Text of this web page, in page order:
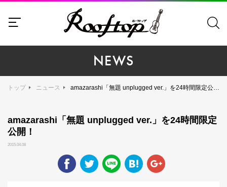
NEWS
トップ ニュース amazarashi「無題 unplugged ver.」を24時間限定公開！
amazarashi「無題 unplugged ver.」を24時間限定
公開！
2015.04.08